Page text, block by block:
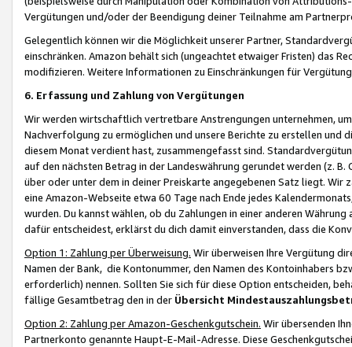
Vergütungen und/oder der Beendigung deiner Teilnahme am
Gelegentlich können wir die Möglichkeit unserer Partner,
einschränken. Amazon behält sich (ungeachtet etwaiger Fristen) das
modifizieren. Weitere Informationen zu Einschränkungen für
6. Erfassung und Zahlung von Vergütungen
Wir werden wirtschaftlich vertretbare Anstrengungen unternehmen,
Nachverfolgung zu ermöglichen und unsere Berichte zu erstellen und
diesem Monat verdient hast, zusammengefasst sind.
auf den nächsten Betrag in der Landeswährung gerundet werden (z.
über oder unter dem in deiner Preiskarte angegebenen Satz liegt.
eine Amazon-Webseite etwa 60 Tage nach Ende jedes
wurden. Du kannst wählen, ob du Zahlungen in einer anderen
dafür entscheidest, erklärst du dich damit einverstanden, dass die
Option 1: Zahlung per Überweisung. Wir überweisen Ihre Vergütung
Namen der Bank, die Kontonummer, den Namen des Kontoinhabers
erforderlich) nennen. Sollten Sie sich für diese Option entscheiden,
fällige Gesamtbetrag den in der Übersicht
Option 2: Zahlung per Amazon-Geschenkgutschein. Wir übersenden
Partnerkonto genannte Haupt-E-Mail-Adresse. Diese